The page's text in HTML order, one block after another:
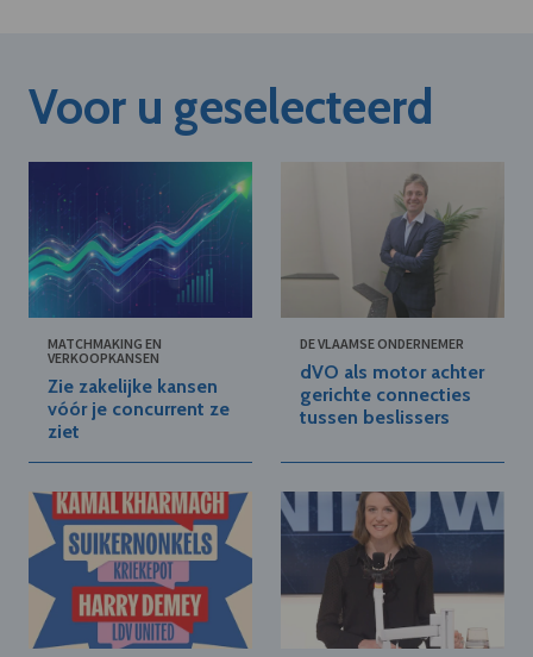
Voor u geselecteerd
MATCHMAKING EN
VERKOOPKANSEN
Zie zakelijke kansen
vóór je concurrent ze
ziet
DE VLAAMSE ONDERNEMER
dVO als motor achter
gerichte connecties
tussen beslissers